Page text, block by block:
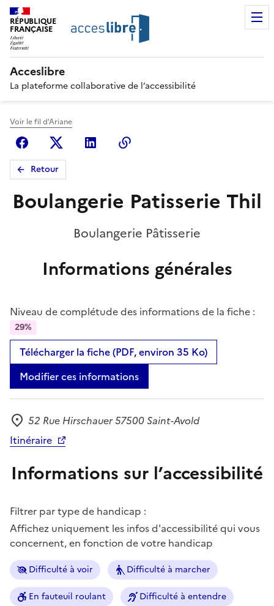
RÉPUBLIQUE
FRANÇAISE
Acceslibre
La plateforme collaborative de l’accessibilité
Voir le fil d'Ariane
FacebookX (anciennement Twitter)
Linkedin
Retour
Boulangerie Patisserie Thil
Boulangerie Pâtisserie
Informations générales
Niveau de complétude des informations de la fiche :
29%
Télécharger la fiche (PDF, environ 35 Ko)
Modifier ces informations
Adresse
52 Rue Hirschauer 57500 Saint-Avold
Itinéraire
Informations sur l’accessibilité
Filtrer par type de handicap :
Affichez uniquement les infos d'accessibilité qui vous
concernent, en fonction de votre handicap
Difficulté à voir Difficulté à marcher
En fauteuil roulant Difficulté à entendre